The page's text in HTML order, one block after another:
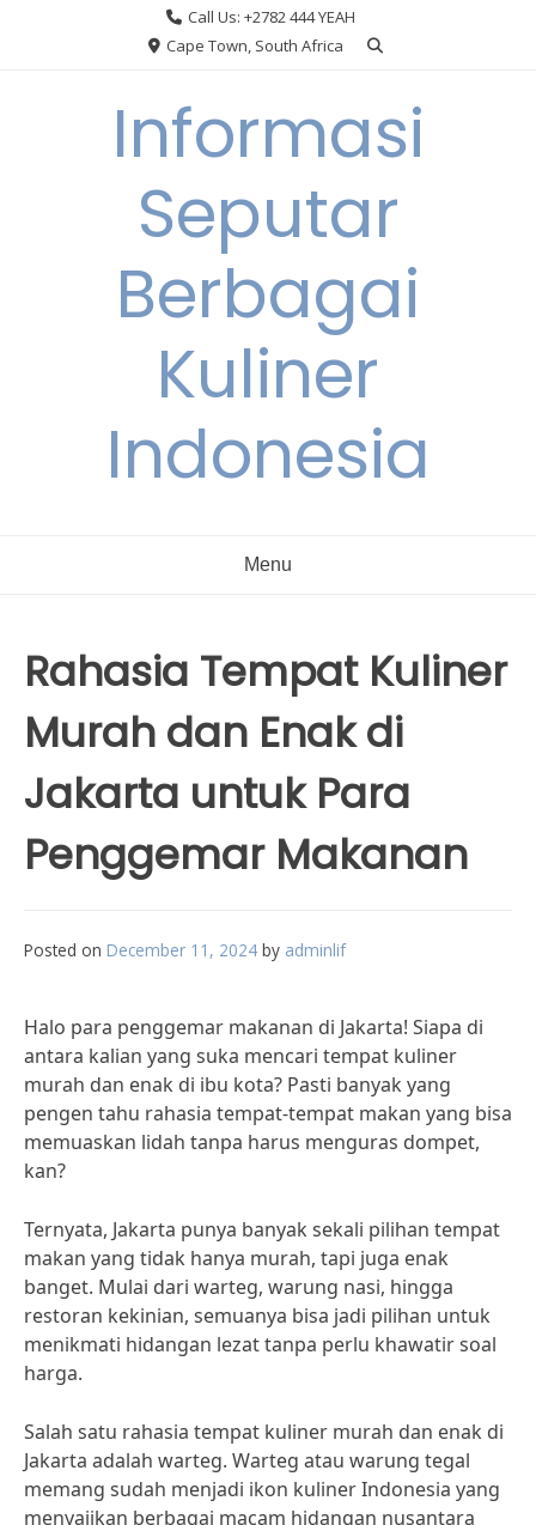
Call Us: +2782 444 YEAH
Cape Town, South Africa
Informasi
Seputar
Berbagai
Kuliner
Indonesia
Menu
Rahasia Tempat Kuliner
Murah dan Enak di
Jakarta untuk Para
Penggemar Makanan
Posted on December 11, 2024 by adminlif
Halo para penggemar makanan di Jakarta! Siapa di
antara kalian yang suka mencari tempat kuliner
murah dan enak di ibu kota? Pasti banyak yang
pengen tahu rahasia tempat-tempat makan yang bisa
memuaskan lidah tanpa harus menguras dompet,
kan?
Ternyata, Jakarta punya banyak sekali pilihan tempat
makan yang tidak hanya murah, tapi juga enak
banget. Mulai dari warteg, warung nasi, hingga
restoran kekinian, semuanya bisa jadi pilihan untuk
menikmati hidangan lezat tanpa perlu khawatir soal
harga.
Salah satu rahasia tempat kuliner murah dan enak di
Jakarta adalah warteg. Warteg atau warung tegal
memang sudah menjadi ikon kuliner Indonesia yang
menyajikan berbagai macam hidangan nusantara